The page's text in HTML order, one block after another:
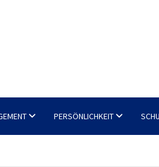
PERSÖNLICHKEIT